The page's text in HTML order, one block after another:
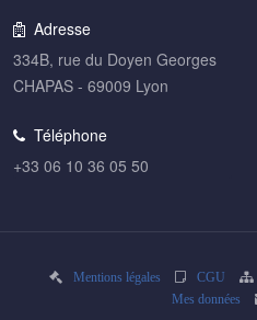
Adresse
334B, rue du Doyen Georges
CHAPAS - 69009 Lyon
Téléphone
+33 06 10 36 05 50
Mentions légales CGU
Mes données